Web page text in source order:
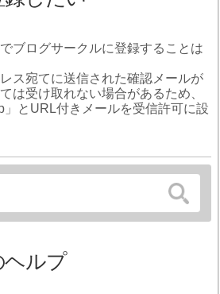
ブログサークルに登録することは
ス宛てに送信された確認メールが
は受け取れない場合があるため、
」とURL付きメールを受信許可に設
ヘルプ